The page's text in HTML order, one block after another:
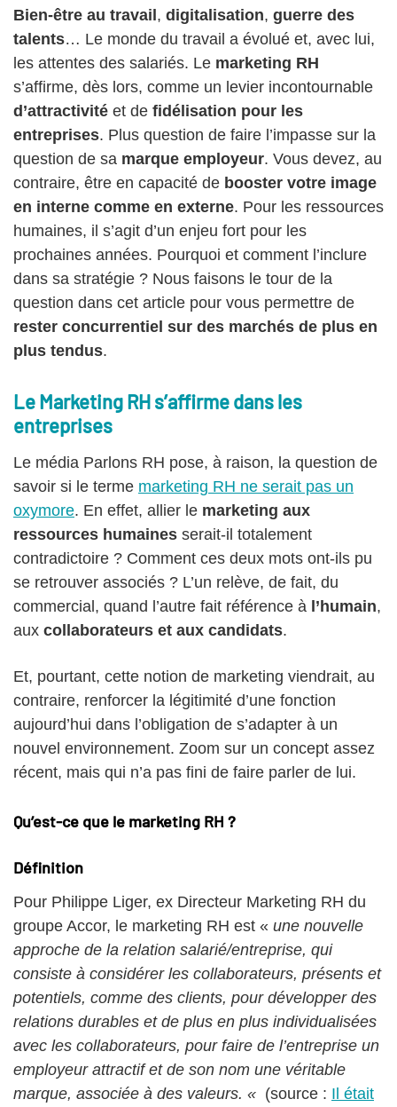
Bien-être au travail, digitalisation, guerre des
talents… Le monde du travail a évolué et, avec lui,
les attentes des salariés. Le marketing RH
s’affirme, dès lors, comme un levier incontournable
d’attractivité et de fidélisation pour les
entreprises. Plus question de faire l’impasse sur la
question de sa marque employeur. Vous devez, au
contraire, être en capacité de booster votre image
en interne comme en externe. Pour les ressources
humaines, il s’agit d’un enjeu fort pour les
prochaines années. Pourquoi et comment l’inclure
dans sa stratégie ? Nous faisons le tour de la
question dans cet article pour vous permettre de
rester concurrentiel sur des marchés de plus en
plus tendus.
Le Marketing RH s’affirme dans les
entreprises
Le média Parlons RH pose, à raison, la question de
savoir si le terme marketing RH ne serait pas un
oxymore. En effet, allier le marketing aux
ressources humaines serait-il totalement
contradictoire ? Comment ces deux mots ont-ils pu
se retrouver associés ? L’un relève, de fait, du
commercial, quand l’autre fait référence à l’humain,
aux collaborateurs et aux candidats.
Et, pourtant, cette notion de marketing viendrait, au
contraire, renforcer la légitimité d’une fonction
aujourd’hui dans l’obligation de s’adapter à un
nouvel environnement. Zoom sur un concept assez
récent, mais qui n’a pas fini de faire parler de lui.
Qu’est-ce que le marketing RH ?
Définition
Pour Philippe Liger, ex Directeur Marketing RH du
groupe Accor, le marketing RH est « une nouvelle
approche de la relation salarié/entreprise, qui
consiste à considérer les collaborateurs, présents et
potentiels, comme des clients, pour développer des
relations durables et de plus en plus individualisées
avec les collaborateurs, pour faire de l’entreprise un
employeur attractif et de son nom une véritable
marque, associée à des valeurs. « (source : Il était